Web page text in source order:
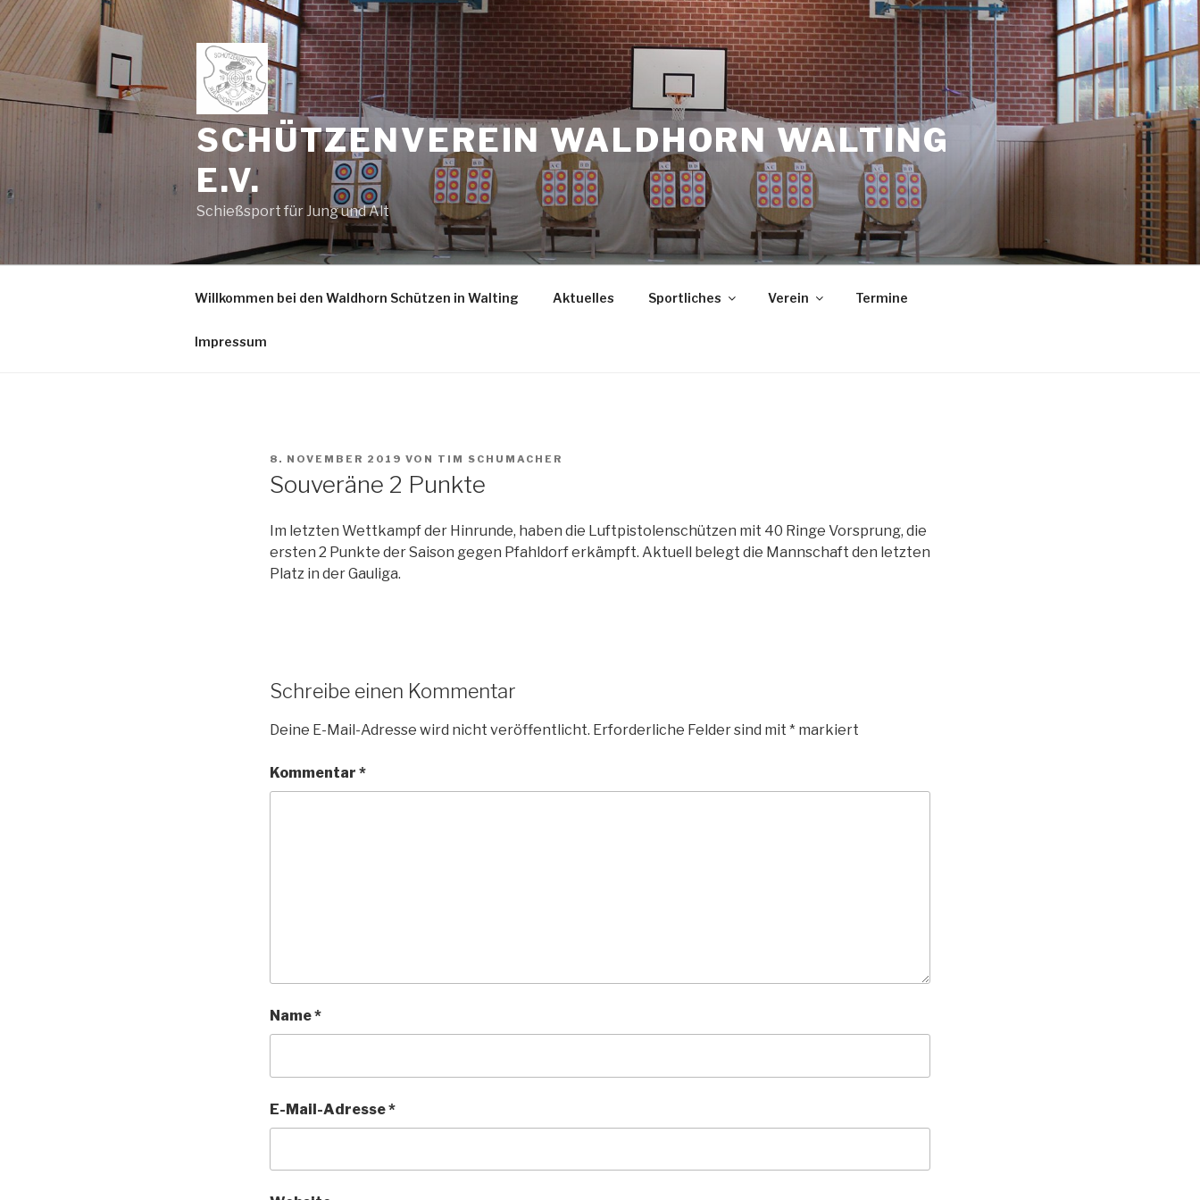
Zum
Inhalt
springen
SCHÜTZENVEREIN WALDHORN WALTING
E.V.
Schießsport für Jung und Alt
Willkommen bei den Waldhorn Schützen in Walting Aktuelles Sportliches Verein Termine
Impressum
VERÖFFENTLICHT
8. NOVEMBER 2019 VON TIM SCHUMACHER
Souveräne 2 Punkte
Im letzten Wettkampf der Hinrunde, haben die Luftpistolenschützen mit 40 Ringe Vorsprung, die
ersten 2 Punkte der Saison gegen Pfahldorf erkämpft. Aktuell belegt die Mannschaft den letzten
Platz in der Gauliga.
Schreibe einen Kommentar
Deine E-Mail-Adresse wird nicht veröffentlicht. Erforderliche Felder sind mit * markiert
Kommentar *
Name*
E-Mail-Adresse*